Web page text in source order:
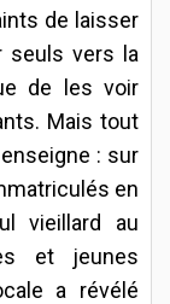
de laisser
seuls vers la
de les voir
Mais tout
: sur
en
vieillard au
et jeunes
a révélé